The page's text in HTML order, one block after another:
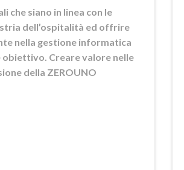
che siano in linea con le
dell’ospitalità ed offrire
nella gestione informatica
Creare valore nelle
della ZEROUNO